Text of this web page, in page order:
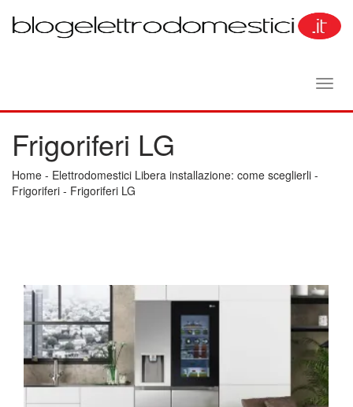
Frigoriferi LG
Home - Elettrodomestici Libera installazione: come sceglierli -
Frigoriferi - Frigoriferi LG